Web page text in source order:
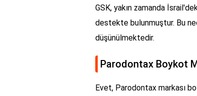
GSK, yakın zamanda
destekte bulunmuştur. Bu
düşünülmektedir.
Parodontax Boykot
Evet, Parodontax markası